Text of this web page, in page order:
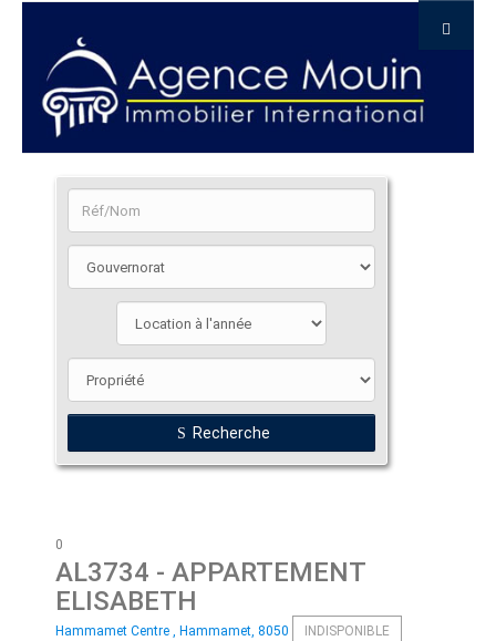
Recherche
0
AL3734 - APPARTEMENT
ELISABETH
Hammamet Centre , Hammamet, 8050 INDISPONIBLE